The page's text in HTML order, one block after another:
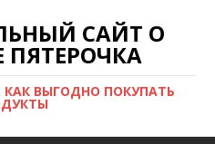
САЙТ О
ВЫГОДНО ПОКУПАТЬ